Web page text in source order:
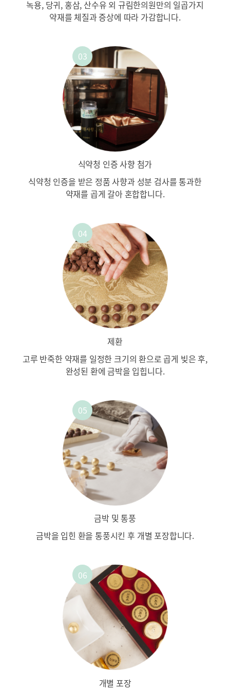
녹용, 당귀, 홍삼, 산수유 외 규림한의원만의 일곱가지
약재를 체질과 증상에 따라 가감합니다.
식약청 인증 사향 첨가
식약청 인증을 받은 정품 사향과 성분 검사를 통과한
약재를 곱게 갈아 혼합합니다.
제환
고루 반죽한 약재를 일정한 크기의 환으로 곱게 빚은 후,
완성된 환에 금박을 입힙니다.
금박 및 통풍
금박을 입힌 환을 통풍시킨 후 개별 포장합니다.
개별 포장